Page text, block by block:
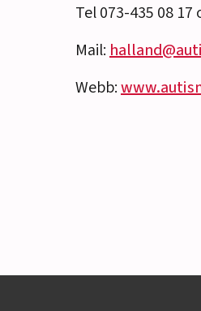
Tel 073-435 08
Mail:
Webb: